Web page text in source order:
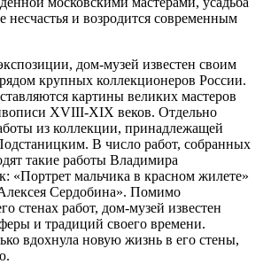
несчастья и возродится современным
дом-музей известен своим
крупных коллекционеров России.
картины великих мастеров
XVIII-XIX веков. Отдельно
из коллекции, принадлежащей
В число работ, собранных
такие работы Владимира
«Портрет мальчика в красном жилете»
Сердобина». Помимо
стенах работ, дом-музей известен
и традиций своего времени.
вдохнула новую жизнь в его стены,